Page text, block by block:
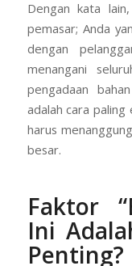
Dengan kata
pemasar; Anda
dengan
menangani
pengadaan
adalah cara
harus
besar.
Faktor
Ini
Penting?